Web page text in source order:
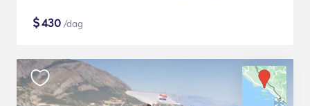
$430 /dag